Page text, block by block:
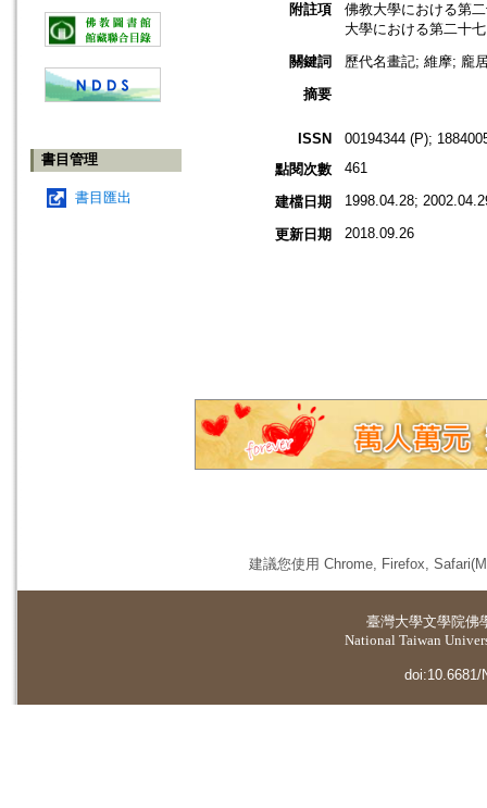
書目管理
書目匯出
附註項
佛教大學における第
大學における第二十
關鍵詞
歷代名畫記; 維摩; 龐
摘要
ISSN
00194344 (P);
點閱次數
461
建檔日期 1998.04.28;
更新日期 2018.09.26
建議您使用 Chrome, Firefox,
臺灣大學文學院佛
National Taiwan
doi:10.6681/